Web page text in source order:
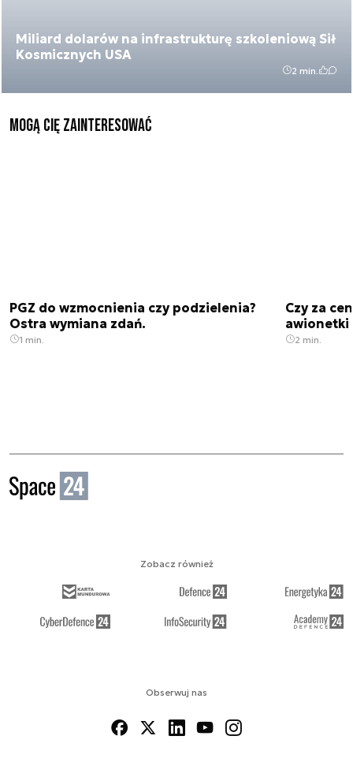
Miliard dolarów na infrastrukturę szkoleniową Sił
Kosmicznych USA
2 min.
Mogą Cię zainteresować
PGZ do wzmocnienia czy podzielenia?
Ostra wymiana zdań.
1 min.
Czy za
awionetki
2 min.
Obserwuj nas
Zobacz również